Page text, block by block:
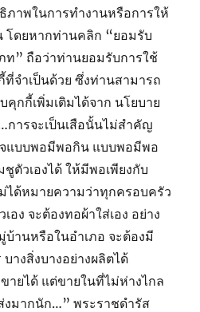
ภาพในการทำงานหรือการให้
โดยหากท่านคลิก “ยอมรับ
ท” ถือว่าท่านยอมรับการใช้
จำเป็นด้วย ซึ่งท่านสามารถ
คุกกี้เพิ่มเติมได้จาก นโยบาย
การจะเป็นเสือนั้นไม่สำคัญ
แบบพอมีพอกิน แบบพอมีพอ
ตัวเองได้ ให้มีพอเพียงกับ
ได้หมายความว่าทุกครอบครัว
อง จะต้องทอผ้าใส่เอง อย่าง
านหรือในอำเภอ จะต้องมี
างสิ่งบางอย่างผลิตได้
ายได้ แต่ขายในที่ไม่ห่างไกล
งมากนัก…” พระราชดำรัส